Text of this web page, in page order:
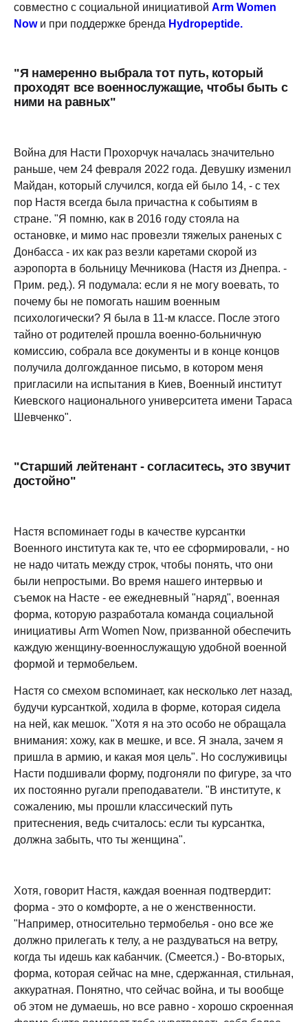
совместно с социальной инициативой Arm Women
Nowи при поддержке бренда Hydropeptide.
"Я намеренно выбрала тот путь, который
проходят все военнослужащие, чтобы быть с
ними на равных"
Война для Насти Прохорчук началась значительно
раньше, чем 24 февраля 2022 года. Девушку изменил
Майдан, который случился, когда ей было 14, - с тех
пор Настя всегда была причастна к событиям в
стране. "Я помню, как в 2016 году стояла на
остановке, и мимо нас провезли тяжелых раненых с
Донбасса - их как раз везли каретами скорой из
аэропорта в больницу Мечникова (Настя из Днепра. -
Прим. ред.). Я подумала: если я не могу воевать, то
почему бы не помогать нашим военным
психологически? Я была в 11-м классе. После этого
тайно от родителей прошла военно-больничную
комиссию, собрала все документы и в конце концов
получила долгожданное письмо, в котором меня
пригласили на испытания в Киев, Военный институт
Киевского национального университета имени Тараса
Шевченко".
"Старший лейтенант - согласитесь, это звучит
достойно"
Настя вспоминает годы в качестве курсантки
Военного института как те, что ее сформировали, - но
не надо читать между строк, чтобы понять, что они
были непростыми. Во время нашего интервью и
съемок на Насте - ее ежедневный "наряд", военная
форма, которую разработала команда социальной
инициативы Arm Women Now, призванной обеспечить
каждую женщину-военнослужащую удобной военной
формой и термобельем.
Настя со смехом вспоминает, как несколько лет назад,
будучи курсанткой, ходила в форме, которая сидела
на ней, как мешок. "Хотя я на это особо не обращала
внимания: хожу, как в мешке, и все. Я знала, зачем я
пришла в армию, и какая моя цель". Но сослуживицы
Насти подшивали форму, подгоняли по фигуре, за что
их постоянно ругали преподаватели. "В институте, к
сожалению, мы прошли классический путь
притеснения, ведь считалось: если ты курсантка,
должна забыть, что ты женщина".
Хотя, говорит Настя, каждая военная подтвердит:
форма - это о комфорте, а не о женственности.
"Например, относительно термобелья - оно все же
должно прилегать к телу, а не раздуваться на ветру,
когда ты идешь как кабанчик. (Смеется.) - Во-вторых,
форма, которая сейчас на мне, сдержанная, стильная,
аккуратная. Понятно, что сейчас война, и ты вообще
об этом не думаешь, но все равно - хорошо скроенная